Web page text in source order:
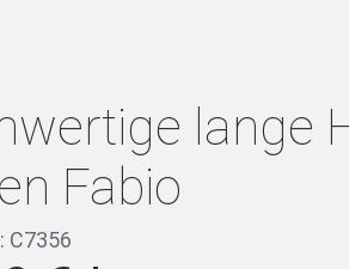
lange
Fabio
C7356